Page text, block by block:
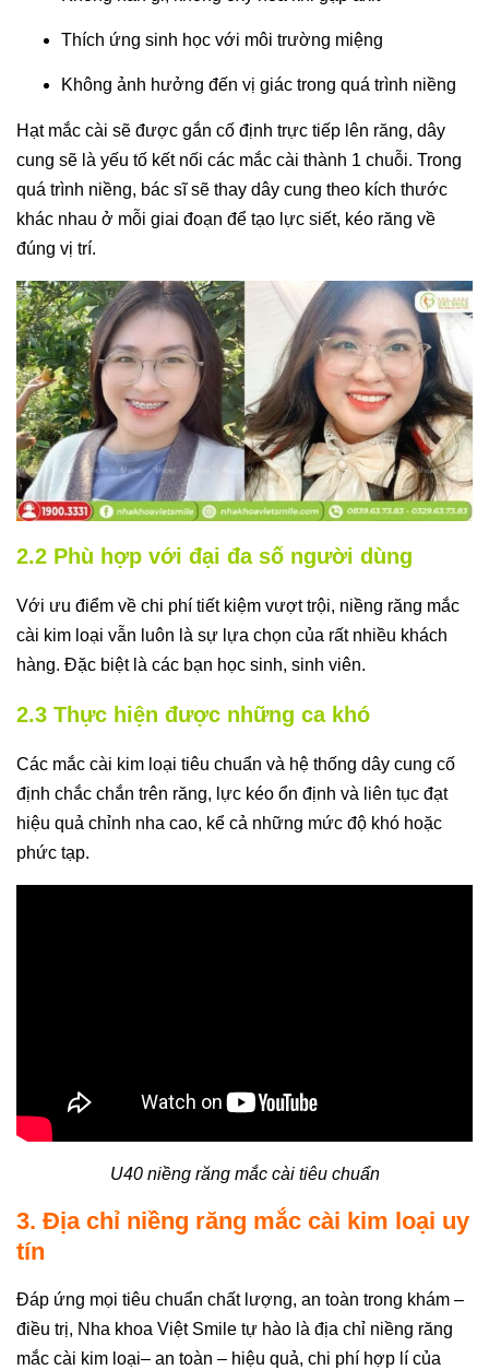
Thích ứng sinh học với môi trường miệng
Không ảnh hưởng đến vị giác trong quá trình niềng
Hạt mắc cài sẽ được gắn cố định trực tiếp lên răng, dây
cung sẽ là yếu tố kết nối các mắc cài thành 1 chuỗi. Trong
quá trình niềng, bác sĩ sẽ thay dây cung theo kích thước
khác nhau ở mỗi giai đoạn để tạo lực siết, kéo răng về
đúng vị trí.
2.2 Phù hợp với đại đa số người dùng
Với ưu điểm về chi phí tiết kiệm vượt trội, niềng răng mắc
cài kim loại vẫn luôn là sự lựa chọn của rất nhiều khách
hàng. Đặc biệt là các bạn học sinh, sinh viên.
2.3 Thực hiện được những ca khó
Các mắc cài kim loại tiêu chuẩn và hệ thống dây cung cố
định chắc chắn trên răng, lực kéo ổn định và liên tục đạt
hiệu quả chỉnh nha cao, kể cả những mức độ khó hoặc
phức tạp.
U40 niềng răng mắc cài tiêu chuẩn
3. Địa chỉ niềng răng mắc cài kim loại uy
tín
Đáp ứng mọi tiêu chuẩn chất lượng, an toàn trong khám –
điều trị, Nha khoa Việt Smile tự hào là địa chỉ niềng răng
mắc cài kim loại– an toàn – hiệu quả, chi phí hợp lí của